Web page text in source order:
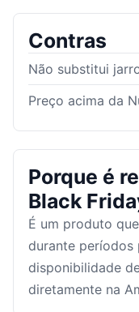
Contras
Não substitui
Preço acima da
Porque é
Black
É um produto
durante períodos
disponibilidade
diretamente na